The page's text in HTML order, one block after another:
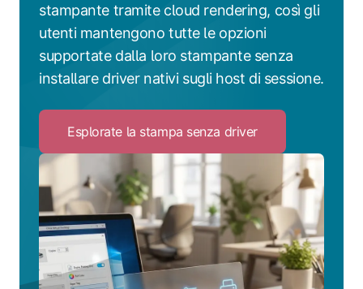
stampante tramite cloud rendering, così gli
utenti mantengono tutte le opzioni
supportate dalla loro stampante senza
installare driver nativi sugli host di sessione.
Esplorate la stampa senza driverClick
to
Esplorate
la
stampa
senza
driver